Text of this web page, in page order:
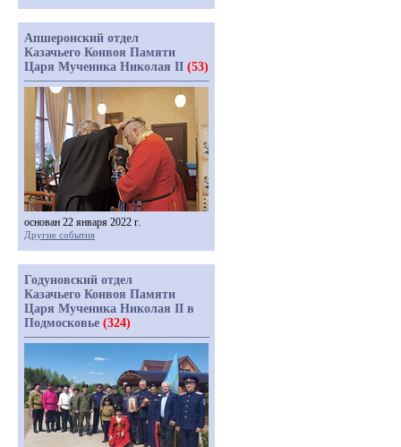
Апшеронский отдел
Казачьего Конвоя Памяти
Царя Мученика Николая II (53)
основан 22 января 2022 г.
Другие события
Годуновский отдел
Казачьего Конвоя Памяти
Царя Мученика Николая II в
Подмосковье (324)